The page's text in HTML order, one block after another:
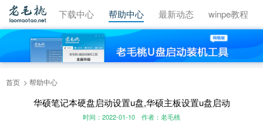
视频教程 下载中心 帮助中心 最新动态 winpe教程
首页 帮助中心
华硕笔记本硬盘启动设置u盘,华硕主板设置u盘启动
时间：2022-01-10 作者：老毛桃